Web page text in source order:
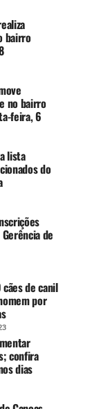
bairro
no bairro
feira, 6
lista
do
de
de canil
por
confira
dias